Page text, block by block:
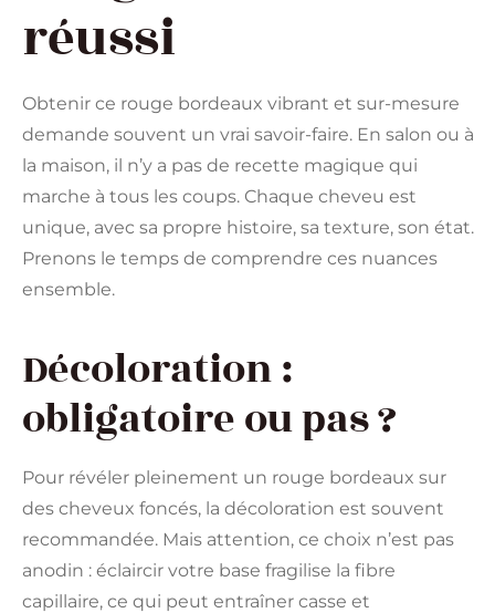
réussi
Obtenir ce rouge bordeaux vibrant et sur-mesure
demande souvent un vrai savoir-faire. En salon ou à
la maison, il n’y a pas de recette magique qui
marche à tous les coups. Chaque cheveu est
unique, avec sa propre histoire, sa texture, son état.
Prenons le temps de comprendre ces nuances
ensemble.
Décoloration :
obligatoire ou pas ?
Pour révéler pleinement un rouge bordeaux sur
des cheveux foncés, la décoloration est souvent
recommandée. Mais attention, ce choix n’est pas
anodin : éclaircir votre base fragilise la fibre
capillaire, ce qui peut entraîner casse et